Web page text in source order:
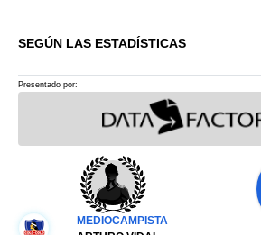
SEGÚN LAS ESTADÍSTICAS
Presentado por:
MEDIOCAMPISTA